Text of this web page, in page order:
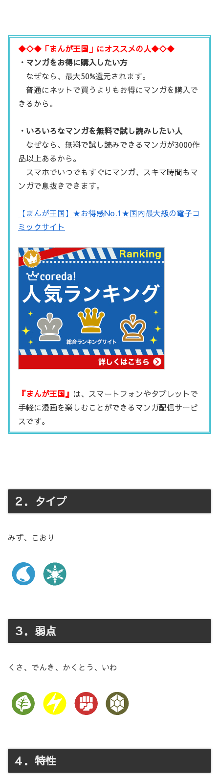
◆◇◆「まんが王国」にオススメの人◆◇◆
・マンガをお得に購入したい方
なぜなら、最大50%還元されます。
普通にネットで買うよりもお得にマンガを購入で
きるから。
・いろいろなマンガを無料で試し読みしたい人
なぜなら、無料で試し読みできるマンガが3000作
品以上あるから。
スマホでいつでもすぐにマンガ、スキマ時間もマ
ンガで息抜きできます。
【まんが王国】★お得感No.1★国内最大級の電子コ
ミックサイト
『まんが王国』 は、スマートフォンやタブレットで
手軽に漫画を楽しむことができるマンガ配信サービ
スです。
２．タイプ
みず、こおり
３．弱点
くさ、でんき、かくとう、いわ
４．特性